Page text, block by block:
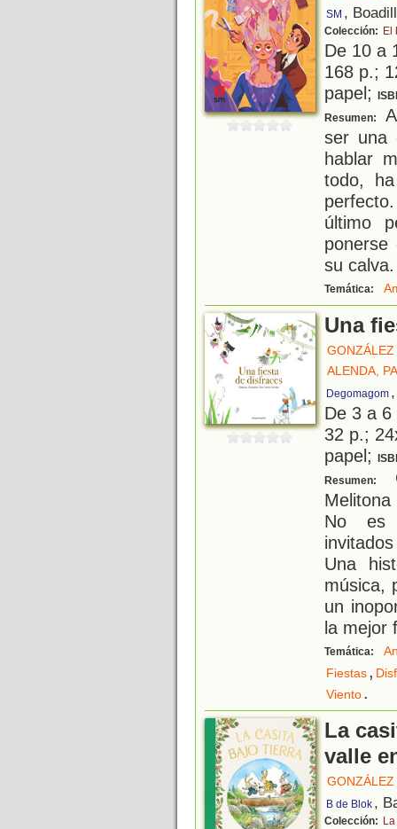
SM ,
Colección: El
De 10 a
168 p.;
papel;
Resumen:
ser una
hablar
todo,
último
su
Temática:
Una
GONZÁLEZ
ALENDA,
Degomagom
De 3 a
32 p.;
papel;
Resumen:
No es
Una
música,
un
la mejor
Temática:
Fiestas,
Viento.
La
valle
GONZÁLEZ
B de Blok ,
Colección: